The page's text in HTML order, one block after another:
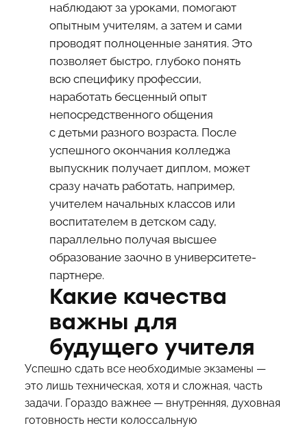
наблюдают за уроками, помогают
опытным учителям, а затем и сами
проводят полноценные занятия. Это
позволяет быстро, глубоко понять
всю специфику профессии,
наработать бесценный опыт
непосредственного общения
с детьми разного возраста. После
успешного окончания колледжа
выпускник получает диплом, может
сразу начать работать, например,
учителем начальных классов или
воспитателем в детском саду,
параллельно получая высшее
образование заочно в университете-
партнере.
Какие качества
важны для
будущего учителя
Успешно сдать все необходимые экзамены —
это лишь техническая, хотя и сложная, часть
задачи. Гораздо важнее — внутренняя, духовная
готовность нести колоссальную